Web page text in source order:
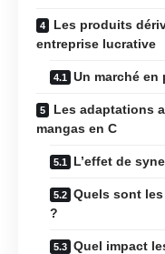
Les produits
entreprise lucrative
Un marché en
Les adaptations
mangas en C
L’effet de
Quels sont
?
Quel impact